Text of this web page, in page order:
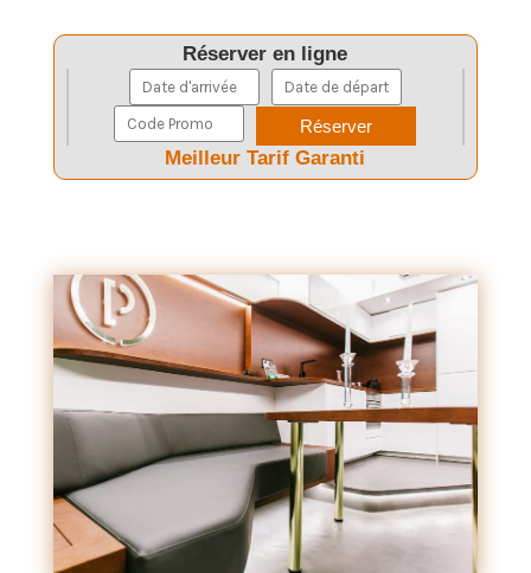
Réserver en ligne
Meilleur Tarif Garanti